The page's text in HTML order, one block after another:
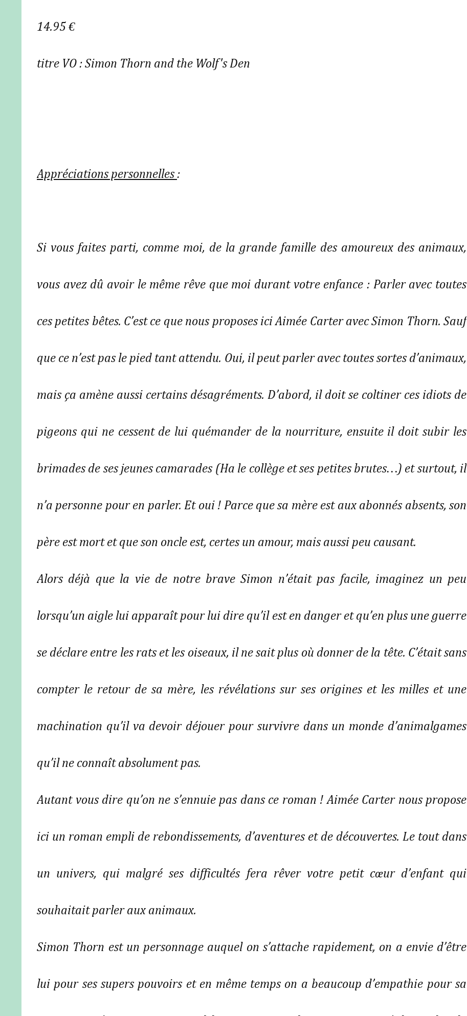
14.95 €
titre VO : Simon Thorn and the Wolf's Den
Appréciations personnelles :
Si vous faites parti, comme moi, de la grande famille des amoureux des animaux,
vous avez dû avoir le même rêve que moi durant votre enfance : Parler avec toutes
ces petites bêtes. C’est ce que nous proposes ici Aimée Carter avec Simon Thorn. Sauf
que ce n’est pas le pied tant attendu. Oui, il peut parler avec toutes sortes d’animaux,
mais ça amène aussi certains désagréments. D’abord, il doit se coltiner ces idiots de
pigeons qui ne cessent de lui quémander de la nourriture, ensuite il doit subir les
brimades de ses jeunes camarades (Ha le collège et ses petites brutes…) et surtout, il
n’a personne pour en parler. Et oui ! Parce que sa mère est aux abonnés absents, son
père est mort et que son oncle est, certes un amour, mais aussi peu causant.
Alors déjà que la vie de notre brave Simon n’était pas facile, imaginez un peu
lorsqu’un aigle lui apparaît pour lui dire qu’il est en danger et qu’en plus une guerre
se déclare entre les rats et les oiseaux, il ne sait plus où donner de la tête. C’était sans
compter le retour de sa mère, les révélations sur ses origines et les milles et une
machination qu’il va devoir déjouer pour survivre dans un monde d’animalgames
qu’il ne connaît absolument pas.
Autant vous dire qu’on ne s’ennuie pas dans ce roman ! Aimée Carter nous propose
ici un roman empli de rebondissements, d’aventures et de découvertes. Le tout dans
un univers, qui malgré ses difficultés fera rêver votre petit cœur d’enfant qui
souhaitait parler aux animaux.
Simon Thorn est un personnage auquel on s’attache rapidement, on a envie d’être
lui pour ses supers pouvoirs et en même temps on a beaucoup d’empathie pour sa